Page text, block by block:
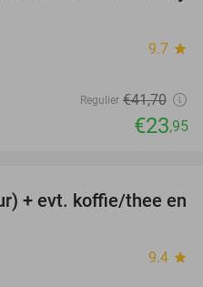
9.7 star
Regulier €41,70
€23,95
61%
+ evt. koffie/thee en
9.4 star